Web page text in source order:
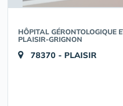
HÔPITAL GÉRONTOLOGIQUE
PLAISIR-GRIGNON
78370 - PLAISIR